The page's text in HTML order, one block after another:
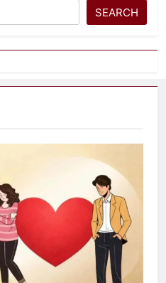
SEARCH